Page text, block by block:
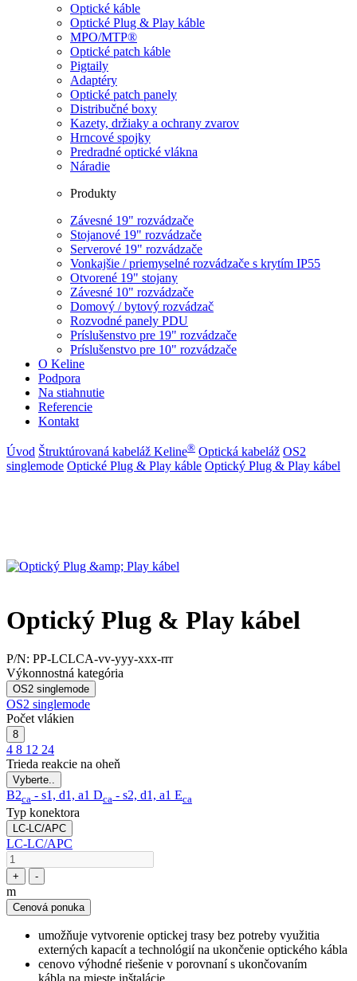
Optické káble
Optické Plug & Play káble
MPO/MTP®
Optické patch káble
Pigtaily
Adaptéry
Optické patch panely
Distribučné boxy
Kazety, držiaky a ochrany zvarov
Hrncové spojky
Predradné optické vlákna
Náradie
Produkty
Závesné 19" rozvádzače
Stojanové 19" rozvádzače
Serverové 19" rozvádzače
Vonkajšie / priemyselné rozvádzače s krytím IP55
Otvorené 19" stojany
Závesné 10" rozvádzače
Domový / bytový rozvádzač
Rozvodné panely PDU
Príslušenstvo pre 19" rozvádzače
Príslušenstvo pre 10" rozvádzače
O Keline
Podpora
Na stiahnutie
Referencie
Kontakt
Úvod Štruktúrovaná kabeláž Keline® Optická kabeláž OS2
singlemode Optické Plug & Play káble Optický Plug & Play kábel
Optický Plug & Play kábel
P/N: PP-LCLCA-vv-yyy-xxx-rrr
Výkonnostná kategória
OS2 singlemode
OS2 singlemode
Počet vlákien
8
4 8 12 24
Trieda reakcie na oheň
Vyberte..
B2ca - s1, d1, a1 Dca - s2, d1, a1 Eca
Typ konektora
LC-LC/APC
LC-LC/APC
+ -
m
Cenová ponuka
umožňuje vytvorenie optickej trasy bez potreby využitia
externých kapacít a technológií na ukončenie optického kábla
cenovo výhodné riešenie v porovnaní s ukončovaním